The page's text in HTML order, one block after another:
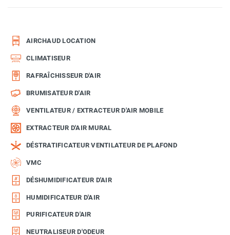
AIRCHAUD LOCATION
CLIMATISEUR
RAFRAÎCHISSEUR D'AIR
BRUMISATEUR D'AIR
VENTILATEUR / EXTRACTEUR D'AIR MOBILE
EXTRACTEUR D'AIR MURAL
DÉSTRATIFICATEUR VENTILATEUR DE PLAFOND
VMC
DÉSHUMIDIFICATEUR D'AIR
HUMIDIFICATEUR D'AIR
PURIFICATEUR D'AIR
NEUTRALISEUR D'ODEUR